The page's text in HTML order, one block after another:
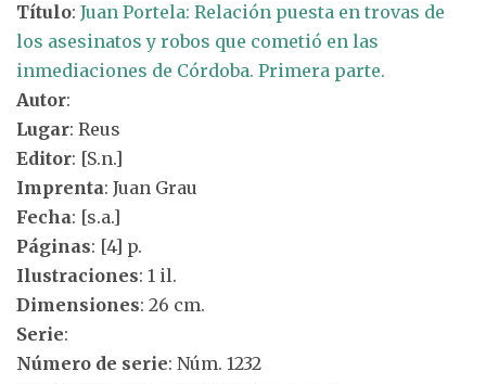
Título: Juan Portela: Relación puesta en trovas de
los asesinatos y robos que cometió en las
inmediaciones de Córdoba. Primera parte.
Autor:
Lugar: Reus
Editor: [S.n.]
Imprenta: Juan Grau
Fecha: [s.a.]
Páginas: [4] p.
Ilustraciones: 1 il.
Dimensiones: 26 cm.
Serie:
Número de serie: Núm. 1232